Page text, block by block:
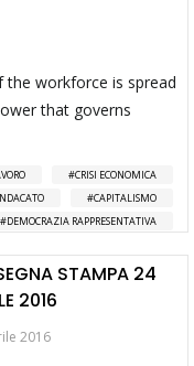
the workforce is spread
that governs
CRISI ECONOMICA
CAPITALISMO
DEMOCRAZIA RAPPRESENTATIVA
STAMPA 24
2016
2016